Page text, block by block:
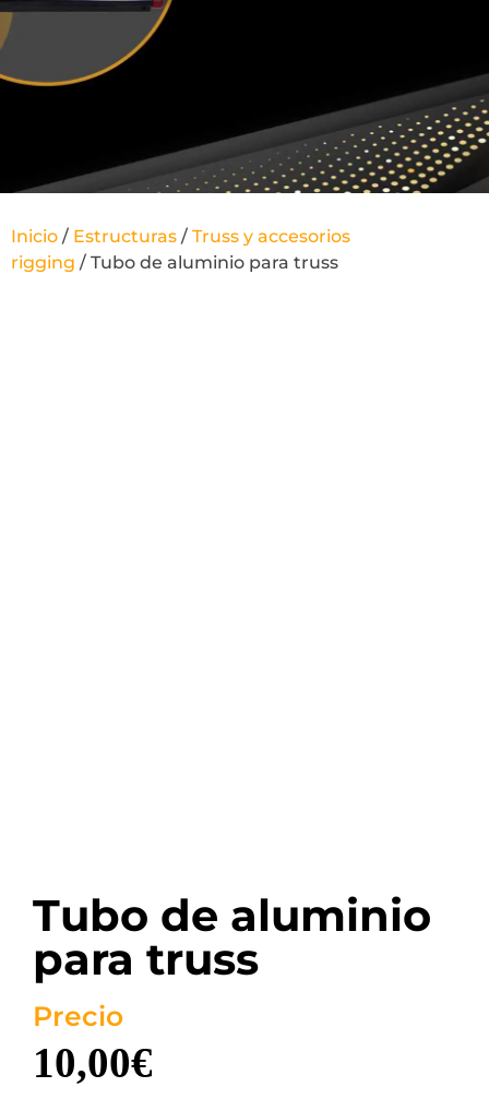
Inicio / Estructuras / Truss y accesorios
rigging / Tubo de aluminio para truss
Tubo de aluminio
para truss
Precio
10,00€